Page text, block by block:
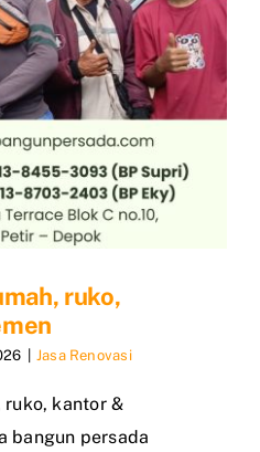
ruko,
Jasa Renovasi
ruko, kantor &
bangun persada